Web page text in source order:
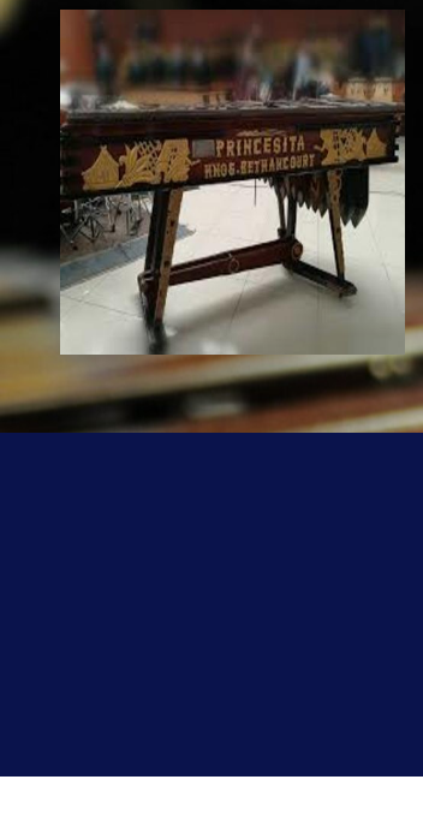
Marimba Princesita
Es una de las marimbas con más
tradición en Quetzaltenango,
perteneciente a una de las familias
más destacadas en el ámbito